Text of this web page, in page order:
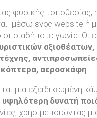
φυσικής
μέσω ενός website ή
γωνία. Οι
αεροσκάφη.
μια εξειδικευμένη
δυνατή
χρησιμοποιώντας